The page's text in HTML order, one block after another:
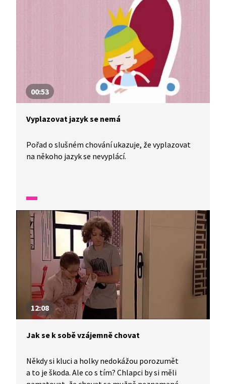
00:53
Vyplazovat jazyk se nemá
Pořad o slušném chování ukazuje, že vyplazovat
na někoho jazyk se nevyplácí.
12:08
Jak se k sobě vzájemně chovat
Někdy si kluci a holky nedokážou porozumět
a to je škoda. Ale co s tím? Chlapci by si měli